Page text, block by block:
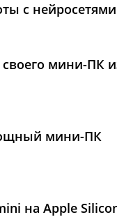
с нейросетями
мини-ПК
мини-ПК
на Apple